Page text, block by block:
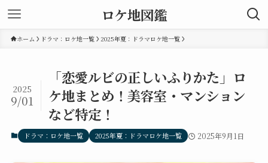
ロケ地図鑑
ホーム ドラマ：ロケ地一覧 2025年夏：ドラマロケ地一覧
「恋愛ルビの正しいふりかた」ロ
ケ地まとめ！美容室・マンション
など特定！
2025
9/01
ドラマ：ロケ地一覧 2025年夏：ドラマロケ地一覧 2025年9月1日